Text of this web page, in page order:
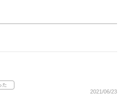
2021/06/23